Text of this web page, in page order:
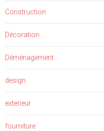
Construction
Décoration
Déménagement
design
exterieur
fourniture